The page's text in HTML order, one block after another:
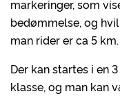
markeringer, som
bedømmelse, og
man rider er ca 5 km.
Der kan startes i en
klasse, og man kan